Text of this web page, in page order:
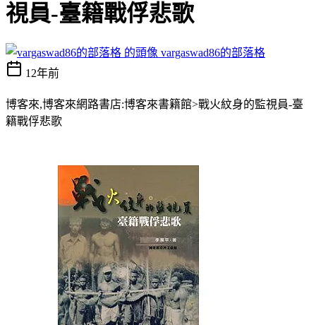
視員-臺籍戰俘悲歌
vargaswad86的部落格
12年前
博客來,博客來網路書店:博客來書籍館>戰火紋身的監視員-臺
籍戰俘悲歌